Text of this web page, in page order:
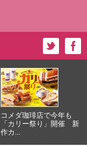
コメダ珈琲店で今年も
「カリー祭り」開催 新
作カ...